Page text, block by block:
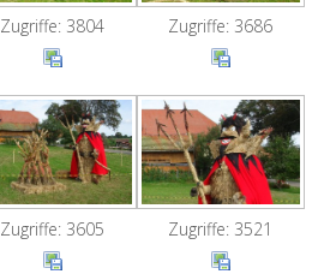
Zugriffe: 3804 Zugriffe: 3686
Zugriffe: 3605 Zugriffe: 3521